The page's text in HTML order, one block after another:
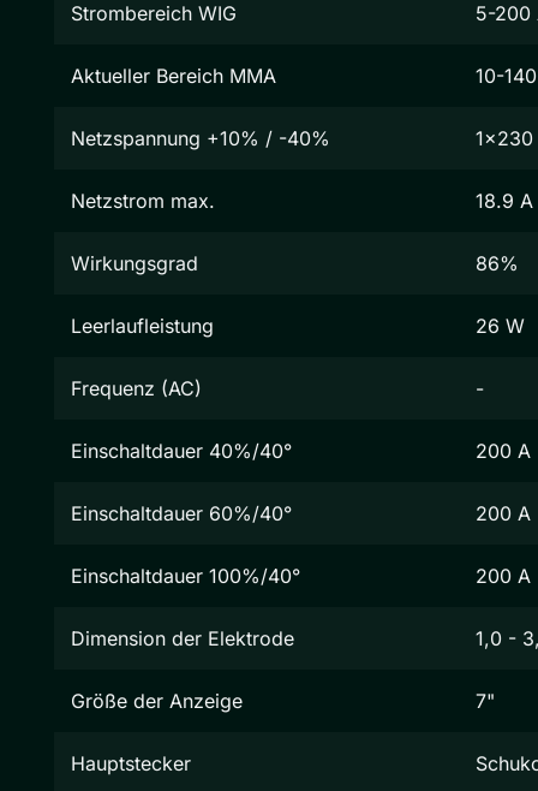
Strombereich WIG 5-200
Aktueller Bereich MMA 10-
Netzspannung +10% / -40% 1x230
Netzstrom max. 18.9 A
Wirkungsgrad 86%
Leerlaufleistung 26 W
Frequenz (AC) -
Einschaltdauer 40%/40° 200 A
Einschaltdauer 60%/40° 200 A
Einschaltdauer 100%/40° 200 A
Dimension der Elektrode 1,0 -
Größe der Anzeige 7"
Hauptstecker